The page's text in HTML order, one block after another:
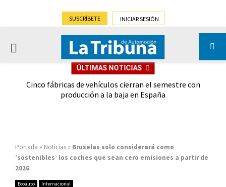
SUSCRÍBETE INICIAR SESIÓN
PRIMARY
ÚLTIMAS NOTICIAS
Cinco fábricas de vehículos cierran el semestre con
producción a la baja en España
Portada » Noticias » Bruselas solo considerará como
‘sostenibles’ los coches que sean cero emisiones a partir de
2026
Ecoauto Internacional